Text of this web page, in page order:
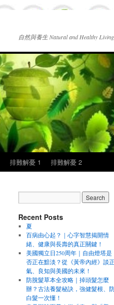
自然與養生 Natural and Healthy Living
排難解憂 1 排難解憂 2
Recent Posts
夏
百病由心起？｜心字智慧揭開情
緒、健康與長壽的真正關鍵！
美國獨立日250周年｜自由燈塔是
否正在黯淡？從《黃帝內經》談正
氣、良知與美國的未來！
防脫髮草本全攻略｜掉頭髮怎麼
辦？古法養髮秘訣，強健髮根、
白髮一次懂！